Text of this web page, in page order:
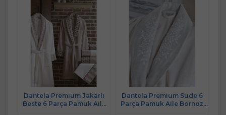
Dantela Premium Jakarlı
Beste 6 Parça Pamuk Aile
Dantela Premium Sude 6
Parça Pamuk Aile Bornoz